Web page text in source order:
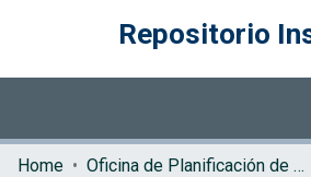
Repositorio
Communities & Collections
Home Oficina de Planificación de la Educación Superior (OPES)